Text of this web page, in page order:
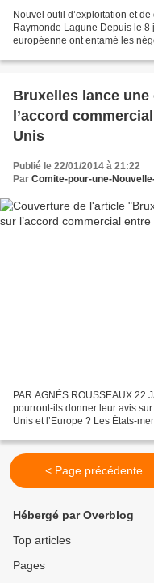
Nouvel outil d’exploitation et
Raymonde Lagune Depuis le 8
européenne ont entamé les
Bruxelles lance
l’accord
Unis
Publié le 22/01/2014 à 21:22
Par Comite-pour-une-
PAR AGNÈS ROUSSEAUX 22
pourront-ils donner leur avis
Unis et l’Europe ? Les États-
< Page précédente
Hébergé par Overblog
Top articles
Pages